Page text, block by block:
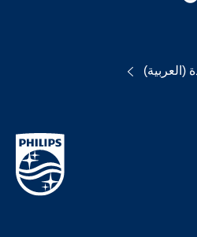
(العربية)